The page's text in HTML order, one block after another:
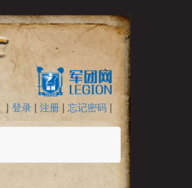
| 登录 | 注册 | 忘记密码 |